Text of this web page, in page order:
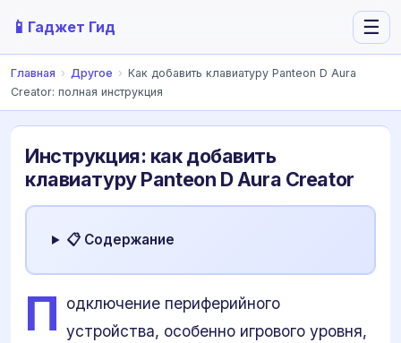
📱 Гаджет Гид ☰
Главная › Другое › Как добавить клавиатуру Panteon D Aura
Creator: полная инструкция
Инструкция: как добавить
клавиатуру Panteon D Aura Creator
📋 Содержание
П одключение периферийного
устройства, особенно игрового уровня,